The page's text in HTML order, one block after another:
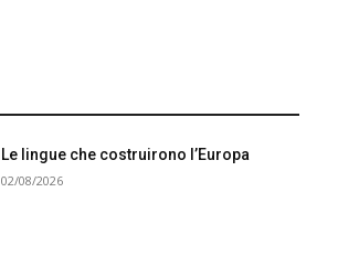
Le lingue che costruirono l’Europa
02/08/2026